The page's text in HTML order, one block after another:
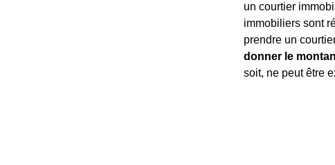
un courtier
immobiliers sont
prendre un
donner le
soit, ne peut être